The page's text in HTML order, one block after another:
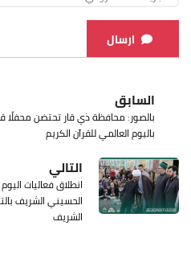
ارسال
السابق
بالصور: محافظة ذي قار تحتضن محفلًا
باليوم العالمي للقرآن الكريم
التالي
انطلاق فعاليات
الحسيني الشريف
الشريف